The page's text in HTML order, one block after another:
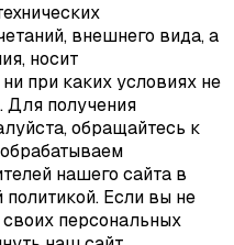
внешнего вида, а
носит
при каких условиях не
Для получения
обращайтесь к
нашего сайта в
Если вы не
своих персональных